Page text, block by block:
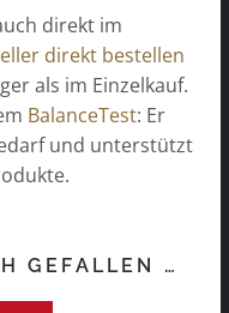
direkt im
direkt bestellen
als im Einzelkauf.
BalanceTest: Er
und unterstützt
GEFALLEN …